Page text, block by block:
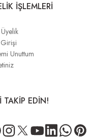
İŞLEMLERİ
Unuttum
TAKİP EDİN!